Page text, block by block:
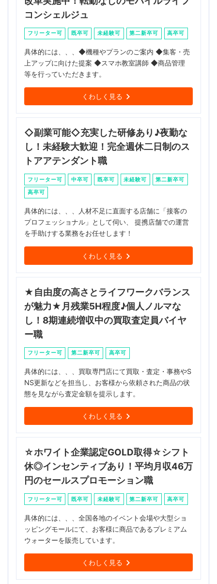
コンシェルジュ
フリーター可 既卒可 未経験可 第二新卒可 高卒可
具体的には、、、◆機種やプランのご案内 ◆集客・売
上アップに向けた提案 ◆スマホ教室講師 ◆商品管理
等を行っていただきます。
くわしく見る
◇副業可能◇充実した研修あり♪夜勤な
し！未経験大歓迎！完全週休二日制のス
トアアテンダント職
フリーター可 中卒可 既卒可 未経験可
第二新卒可
高卒可
具体的には、、、人材不足に直面する店舗に「接客の
プロフェッショナル」として伺い、 提携店舗での運営
を手助けする業務をお任せします！
くわしく見る
★自由度の高さとライフワークバランス
が魅力★月残業5H程度♪個人ノルマな
し！8期連続増収中の買取査定員バイヤ
ー職
フリーター可 第二新卒可 高卒可
具体的には、、、買取専門店にて買取・査定・事務やS
NS更新などを担当し、お客様から依頼された商品の状
態を見ながら査定金額を提示します。
くわしく見る
☆ホワイト企業認定GOLD取得☆シフト
休◎インセンティブあり！平均月収46万
円のセールスプロモーション職
フリーター可 既卒可 未経験可 第二新卒可 高卒可
具体的には、、、全国各地のイベント会場や大型ショ
ッピングモールにて、お客様に商品であるプレミアム
ウォーターを販売しています。
くわしく見る